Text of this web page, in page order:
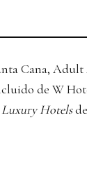
Cana,
de W
Luxury Hotels